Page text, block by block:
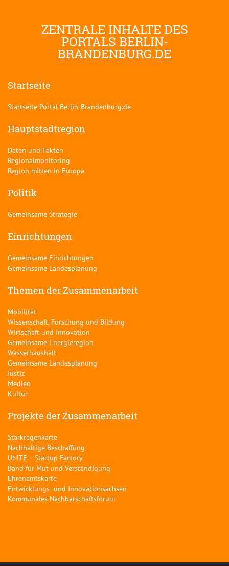
ZENTRALE INHALTE DES
PORTALS BERLIN-
BRANDENBURG.DE
Startseite
Startseite Portal Berlin-Brandenburg.de
Hauptstadtregion
Daten und Fakten
Regionalmonitoring
Region mitten in Europa
Politik
Gemeinsame Strategie
Einrichtungen
Gemeinsame Einrichtungen
Gemeinsame Landesplanung
Themen der Zusammenarbeit
Mobilität
Wissenschaft, Forschung und Bildung
Wirtschaft und Innovation
Gemeinsame Energieregion
Wasserhaushalt
Gemeinsame Landesplanung
Justiz
Medien
Kultur
Projekte der Zusammenarbeit
Starkregenkarte
Nachhaltige Beschaffung
UNITE – Startup Factory
Band für Mut und Verständigung
Ehrenamtskarte
Entwicklungs- und Innovationsachsen
Kommunales Nachbarschaftsforum